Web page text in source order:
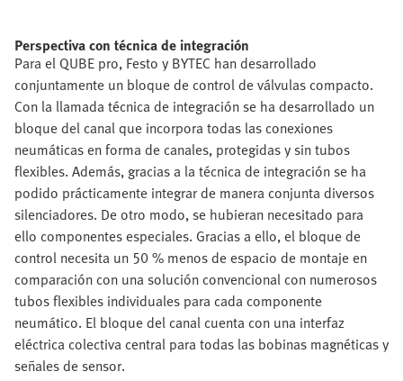
Perspectiva con técnica de integración
Para el QUBE pro, Festo y BYTEC han desarrollado
conjuntamente un bloque de control de válvulas compacto.
Con la llamada técnica de integración se ha desarrollado un
bloque del canal que incorpora todas las conexiones
neumáticas en forma de canales, protegidas y sin tubos
flexibles. Además, gracias a la técnica de integración se ha
podido prácticamente integrar de manera conjunta diversos
silenciadores. De otro modo, se hubieran necesitado para
ello componentes especiales. Gracias a ello, el bloque de
control necesita un 50 % menos de espacio de montaje en
comparación con una solución convencional con numerosos
tubos flexibles individuales para cada componente
neumático. El bloque del canal cuenta con una interfaz
eléctrica colectiva central para todas las bobinas magnéticas y
señales de sensor.